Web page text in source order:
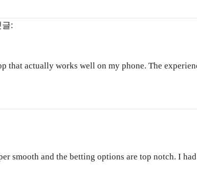
글:
that actually works well on my phone. The
smooth and the betting options are top notch. I